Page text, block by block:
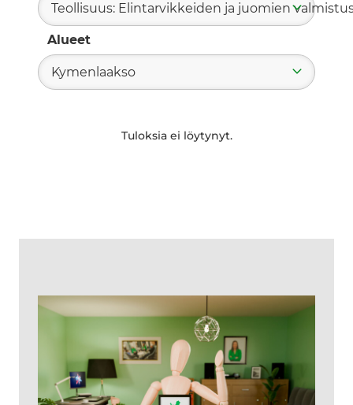
Teollisuus: Elintarvikkeiden ja juomien
Alueet
Kymenlaakso
Tuloksia ei löytynyt.